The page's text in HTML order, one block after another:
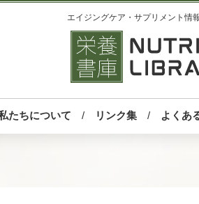
エイジングケア・サプリメント情
たちについて リンク集 よくあ